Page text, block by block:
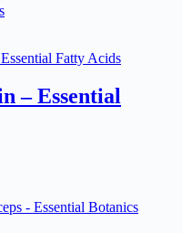
– Essential